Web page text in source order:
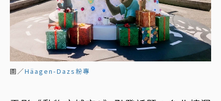
圖／Häagen-Dazs粉專